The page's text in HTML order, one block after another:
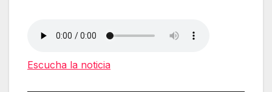
Escucha la noticia